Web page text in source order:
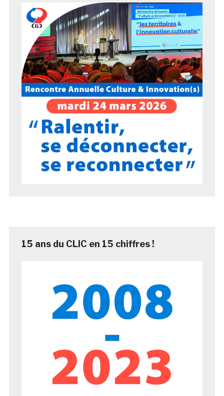
15 ans du CLIC en 15 chiffres !